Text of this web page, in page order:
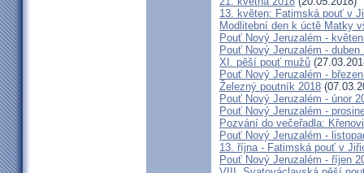
13. květen: Fatimská pouť v
Modlitební den k úctě Matky
Pouť Nový Jeruzalém -
Pouť Nový Jeruzalém - duben
XI. pěší pouť mužů
Pouť Nový Jeruzalém -
Železný poutník 2018
Pouť Nový Jeruzalém - únor
Pouť Nový Jeruzalém -
Pozvání do večeřadla:
Pouť Nový Jeruzalém -
13. října - Fatimská pouť v
Pouť Nový Jeruzalém - říjen